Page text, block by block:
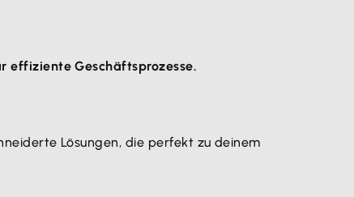
effiziente Geschäftsprozesse.
Lösungen, die perfekt zu deinem